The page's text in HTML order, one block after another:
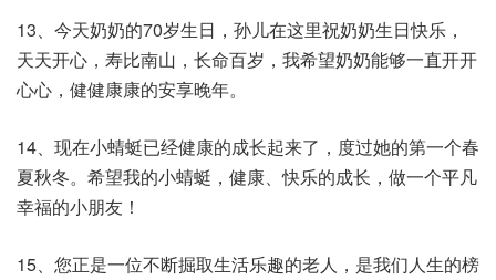
13、今天奶奶的70岁生日，孙儿在这里祝奶奶生日快乐，
天天开心，寿比南山，长命百岁，我希望奶奶能够一直开开
心心，健健康康的安享晚年。
14、现在小蜻蜓已经健康的成长起来了，度过她的第一个春
夏秋冬。希望我的小蜻蜓，健康、快乐的成长，做一个平凡
幸福的小朋友！
15、您正是一位不断掘取生活乐趣的老人，是我们人生的榜